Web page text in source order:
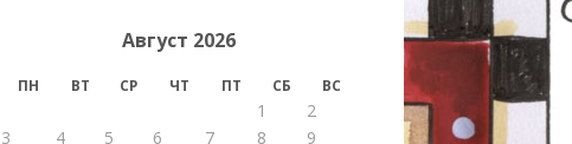
Август 2026
ПН ВТ СР ЧТ ПТ СБ ВС
1
2
3
4 5 6 7 8
9